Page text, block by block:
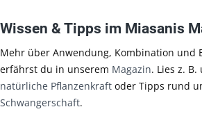
Wissen & Tipps im Miasanis
Mehr über Anwendung, Kombination und
erfährst du in unserem Magazin. Lies z.
natürliche Pflanzenkraft oder Tipps rund
Schwangerschaft.